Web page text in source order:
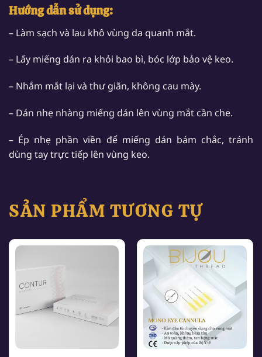
Hướng dẫn sử dụng:
– Làm sạch và lau khô vùng da quanh mắt.
– Lấy miếng dán ra khỏi bao bì, bóc lớp bảo vệ keo.
– Nhắm mắt lại và thư giãn, không cau mày.
– Dán nhẹ nhàng miếng dán lên vùng mắt cần che.
– Ép nhẹ phần viền để miếng dán bám chắc, tránh
dùng tay trực tiếp lên vùng keo.
SẢN PHẨM TƯƠNG TỰ